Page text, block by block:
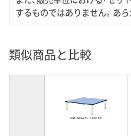
するものではありません。あ
類似商品と比較